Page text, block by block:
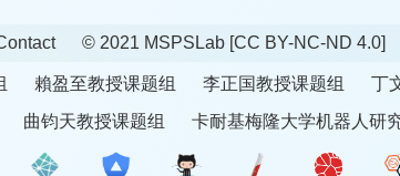
© 2021 MSPSLab [CC BY-NC-ND 4.0]
賴盈至教授课题组 李正国教授课题组
丁
曲钧天教授课题组 卡耐基梅隆大学机器人研